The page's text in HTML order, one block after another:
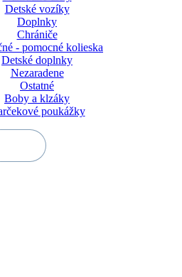
Detské vozíky
Doplnky
Chrániče
- pomocné kolieska
Detské doplnky
Nezaradene
Ostatné
Boby a klzáky
poukážky